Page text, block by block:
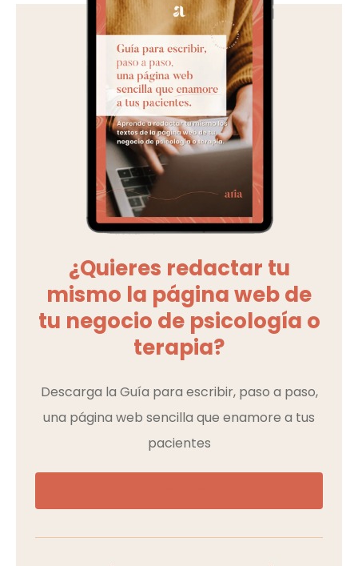
¿Quieres redactar tu
mismo la página web de
tu negocio de psicología o
terapia?
Descarga la Guía para escribir, paso a paso,
una página web sencilla que enamore a tus
pacientes